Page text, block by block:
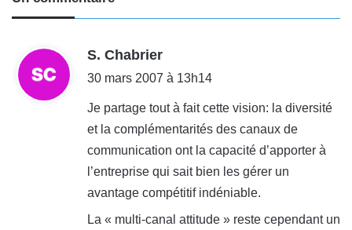
S. Chabrier
30 mars 2007 à 13h14
Je partage tout à fait cette vision: la diversité
et la complémentarités des canaux de
communication ont la capacité d’apporter à
l’entreprise qui sait bien les gérer un
avantage compétitif indéniable.
La « multi-canal attitude » reste cependant un